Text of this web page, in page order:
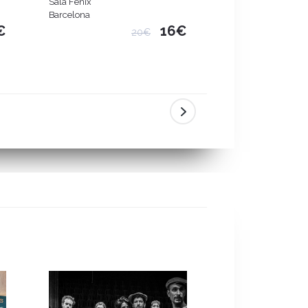
Barcelona
20€ 16€